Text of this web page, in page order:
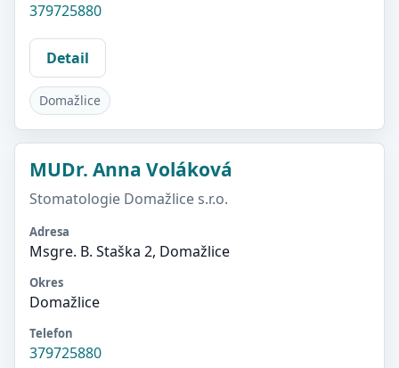
379725880
Detail
Domažlice
MUDr. Anna Voláková
Stomatologie Domažlice s.r.o.
Adresa
Msgre. B. Staška 2, Domažlice
Okres
Domažlice
Telefon
379725880